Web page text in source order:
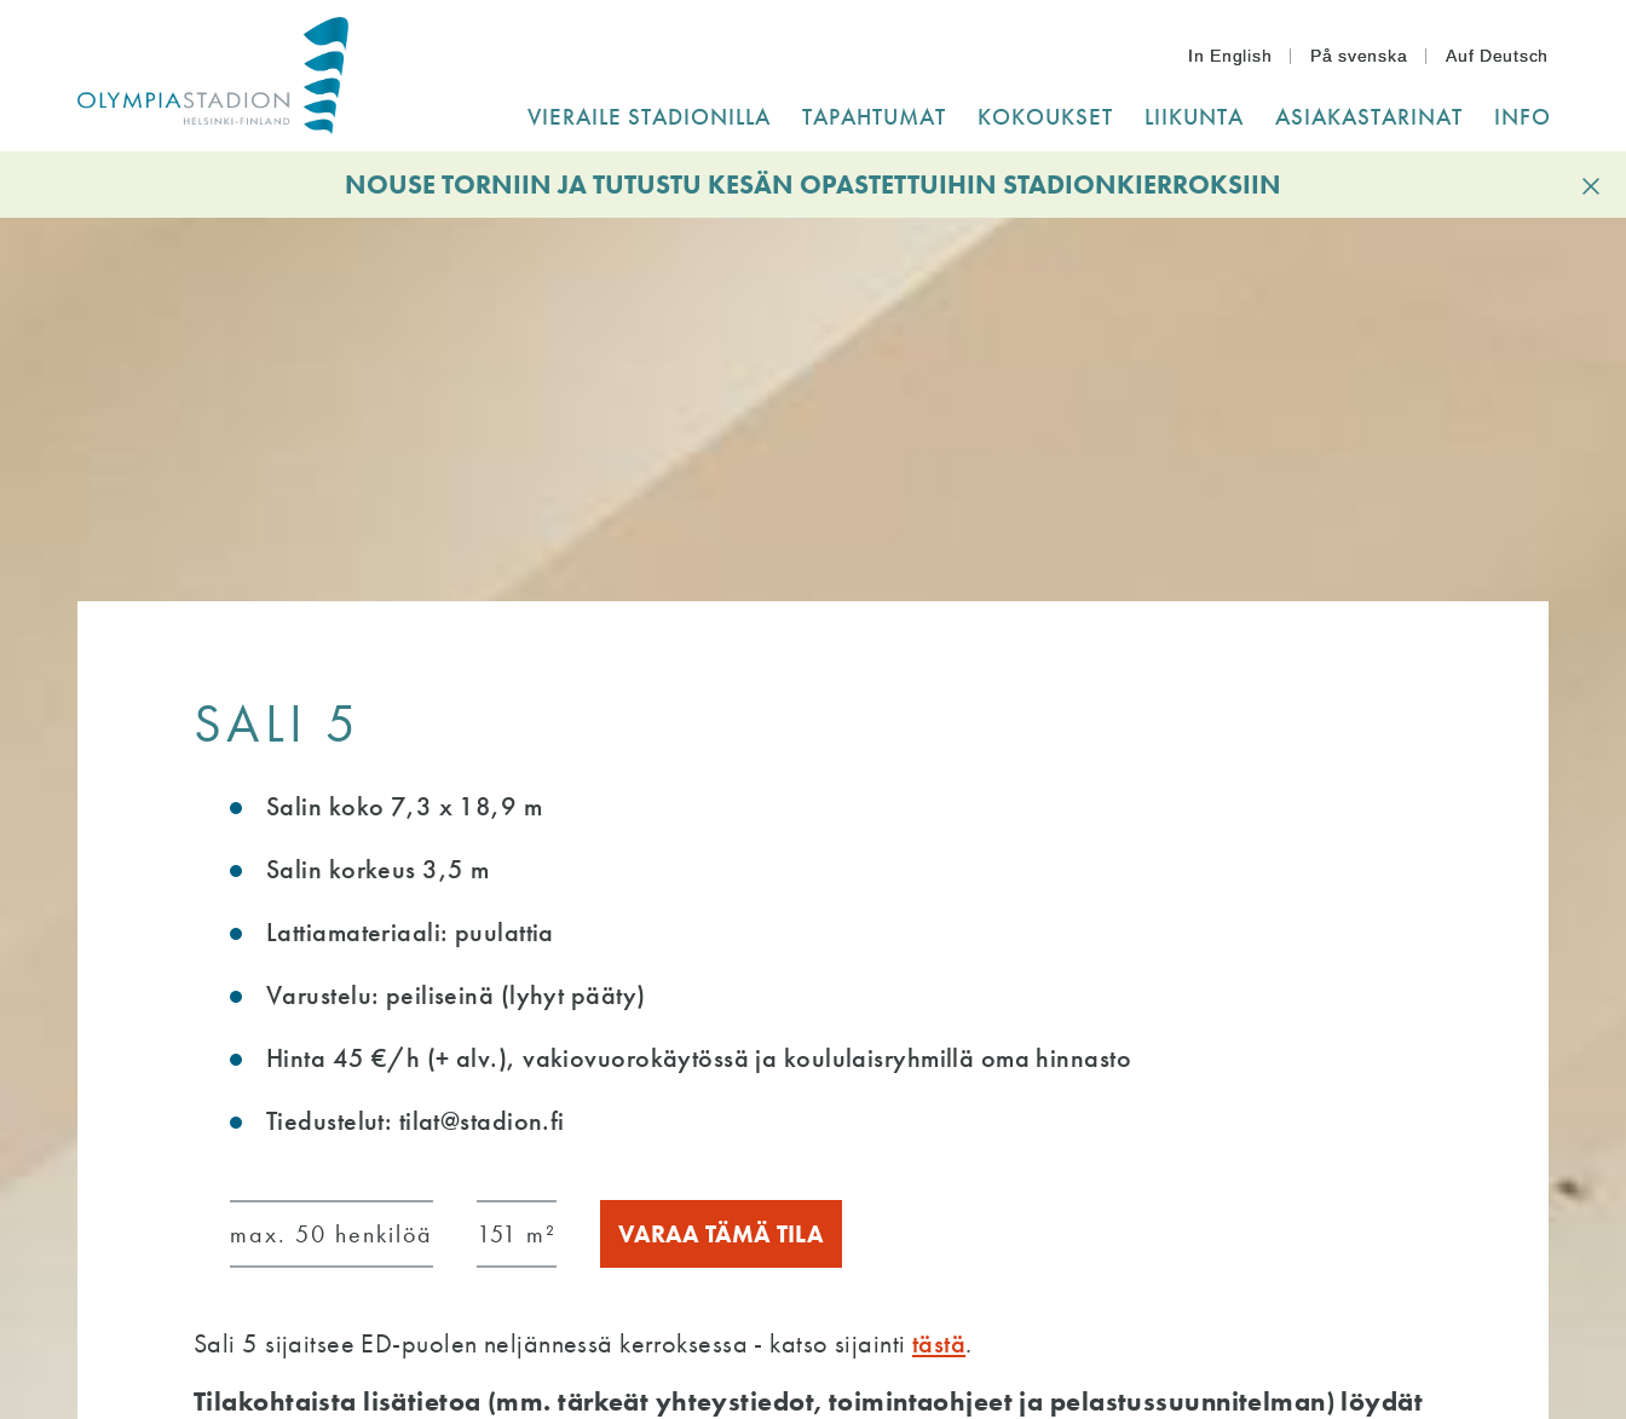
In English På svenska Auf Deutsch
VIERAILE STADIONILLA TAPAHTUMAT KOKOUKSET LIIKUNTA ASIAKASTARINAT INFO
NOUSE TORNIIN JA TUTUSTU KESÄN OPASTETTUIHIN STADIONKIERROKSIIN
SALI 5
Salin koko 7,3 x 18,9 m
Salin korkeus 3,5 m
Lattiamateriaali: puulattia
Varustelu: peiliseinä (lyhyt pääty)
Hinta 45 €/h (+ alv.), vakiovuorokäytössä ja koululaisryhmillä oma hinnasto
Tiedustelut: tilat@stadion.fi
max. 50 henkilöä 151 m² VARAA TÄMÄ TILA
Sali 5 sijaitsee ED-puolen neljännessä kerroksessa - katso sijainti tästä.
Tilakohtaista lisätietoa (mm. tärkeät yhteystiedot, toimintaohjeet ja pelastussuunnitelman) löydät